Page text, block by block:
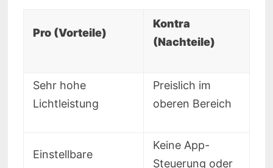
Pro (Vorteile)
Kontra
(Nachteile)
Sehr hohe
Lichtleistung
Preislich im
oberen Bereich
Einstellbare
Keine App-
Steuerung oder